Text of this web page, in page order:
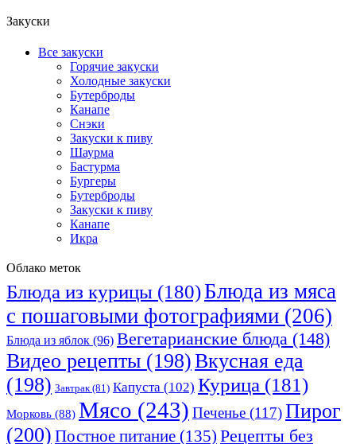
Закуски
Все закуски
Горячие закуски
Холодные закуски
Бутерброды
Канапе
Снэки
Закуски к пиву
Шаурма
Бастурма
Бургеры
Бутерброды
Закуски к пиву
Канапе
Икра
Облако меток
Блюда из курицы (180)Блюда из мяса
с пошаговыми фотографиями (206)
Блюда из яблок (96) Вегетарианские блюда (148)
Видео рецепты (198)Вкусная еда
(198) Завтрак(81) Капуста (102) Курица (181)
Морковь (88) Мясо (243) Печенье (117)Пирог
(200) Постное питание (135) Рецепты без